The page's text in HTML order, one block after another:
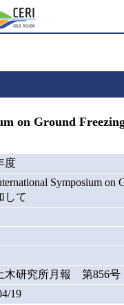
on Ground
度
Symposium
して
木研究所月報 第856号
19